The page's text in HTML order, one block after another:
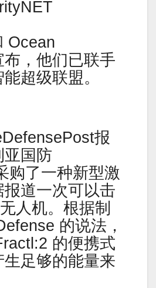
Ocean
，他们已联手
超级联盟。
报
亚国防
购了一种新型激
道一次可以击
人机。根据制
的说法，
的便携式
足够的能量来